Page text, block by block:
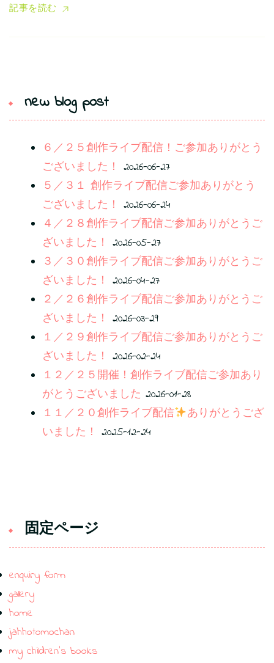
記事を読む
new blog post
６／２５創作ライブ配信！ご参加ありがとう
ございました！ 2026-06-27
５／３１ 創作ライブ配信ご参加ありがとう
ございました！ 2026-06-24
４／２８創作ライブ配信ご参加ありがとうご
ざいました！ 2026-05-27
３／３０創作ライブ配信ご参加ありがとうご
ざいました！ 2026-04-27
２／２６創作ライブ配信ご参加ありがとうご
ざいました！ 2026-03-29
１／２９創作ライブ配信ご参加ありがとうご
ざいました！ 2026-02-24
１２／２５開催！創作ライブ配信ご参加あり
がとうございました 2026-01-28
１１／２０創作ライブ配信
ありがとうござ
いました！ 2025-12-24
固定ページ
enquiry form
gallery
home
jahhotomochan
my children’s books